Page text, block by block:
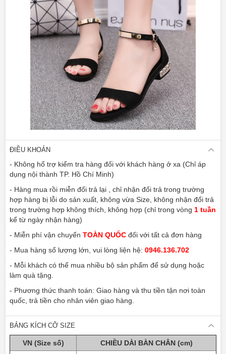
ĐIỀU KHOẢN
- Không hổ trợ kiểm tra hàng đối với khách hàng ở xa (Chỉ áp
dụng nội thành TP. Hồ Chí Minh)
- Hàng mua rồi miễn đổi trả lại , chỉ nhận đổi trả trong trường
hợp hàng bị lỗi do sản xuất, không vừa Size, không nhận đổi trả
trong trường hợp không thích, không hợp (chỉ trong vòng 1 tuần
kể từ ngày nhận hàng)
- Miễn phí vận chuyển TOÀN QUỐC đối với tất cả đơn hàng
- Mua hàng số lượng lớn, vui lòng liện hệ: 0946.136.702
- Mỗi khách có thể mua nhiều bộ sản phẩm để sử dụng hoặc
làm quà tặng.
- Phương thức thanh toán: Giao hàng và thu tiền tận nơi toàn
quốc, trả tiền cho nhân viên giao hàng.
BẢNG KÍCH CỠ SIZE
VN (Size số)
CHIỀU DÀI BÀN CHÂN (cm)